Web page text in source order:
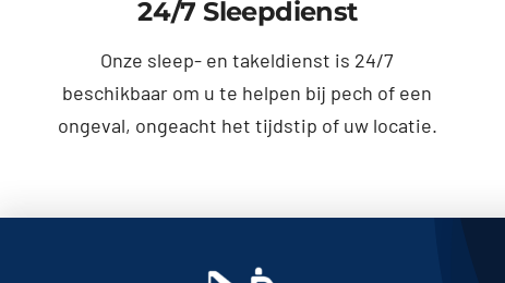
24/7 Sleepdienst
Onze sleep- en takeldienst is 24/7
beschikbaar om u te helpen bij pech of een
ongeval, ongeacht het tijdstip of uw locatie.